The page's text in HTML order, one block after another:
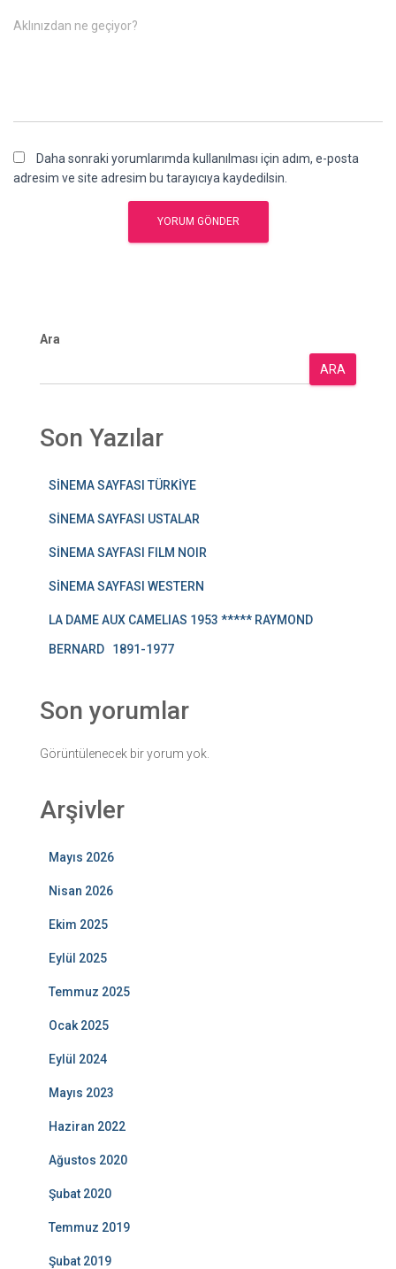
Aklınızdan ne geçiyor?
Daha sonraki yorumlarımda kullanılması için adım, e-posta
adresim ve site adresim bu tarayıcıya kaydedilsin.
Ara
ARA
Son Yazılar
SİNEMA SAYFASI TÜRKİYE
SİNEMA SAYFASI USTALAR
SİNEMA SAYFASI FILM NOIR
SİNEMA SAYFASI WESTERN
LA DAME AUX CAMELIAS 1953 ***** RAYMOND
BERNARD 1891-1977
Son yorumlar
Görüntülenecek bir yorum yok.
Arşivler
Mayıs 2026
Nisan 2026
Ekim 2025
Eylül 2025
Temmuz 2025
Ocak 2025
Eylül 2024
Mayıs 2023
Haziran 2022
Ağustos 2020
Şubat 2020
Temmuz 2019
Şubat 2019